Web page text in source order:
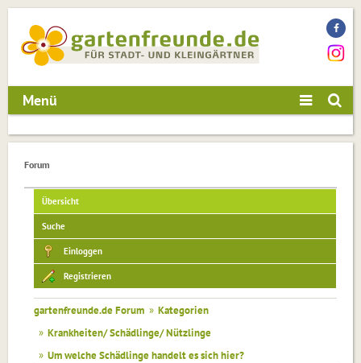
Menü
Forum
Übersicht
Suche
Einloggen
Registrieren
gartenfreunde.de Forum » Kategorien
» Krankheiten/ Schädlinge/ Nützlinge
» Um welche Schädlinge handelt es sich hier?